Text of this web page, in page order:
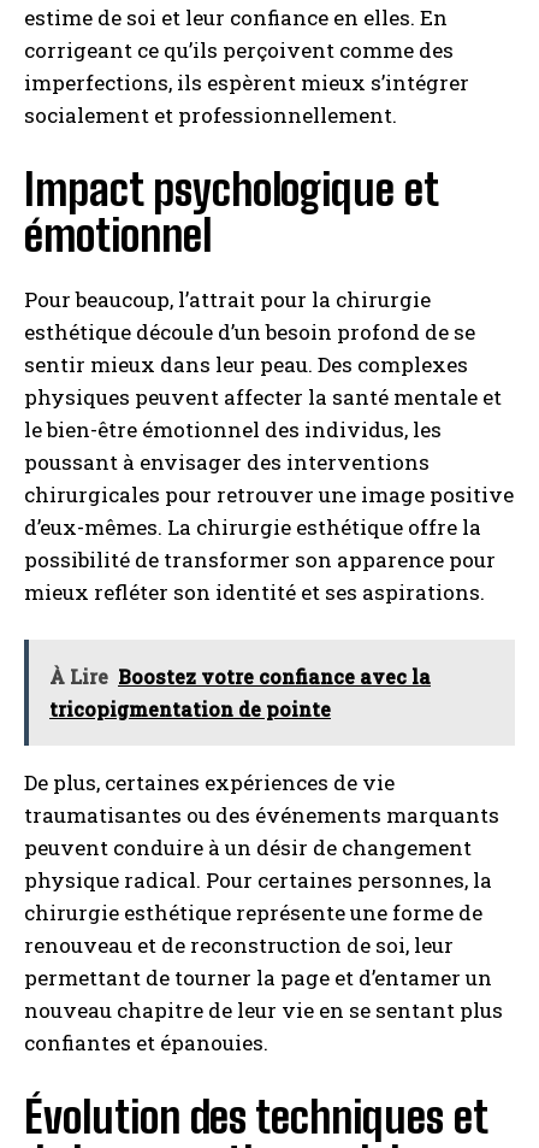
estime de soi et leur confiance en elles. En
corrigeant ce qu’ils perçoivent comme des
imperfections, ils espèrent mieux s’intégrer
socialement et professionnellement.
Impact psychologique et
émotionnel
Pour beaucoup, l’attrait pour la chirurgie
esthétique découle d’un besoin profond de se
sentir mieux dans leur peau. Des complexes
physiques peuvent affecter la santé mentale et
le bien-être émotionnel des individus, les
poussant à envisager des interventions
chirurgicales pour retrouver une image positive
d’eux-mêmes. La chirurgie esthétique offre la
possibilité de transformer son apparence pour
mieux refléter son identité et ses aspirations.
À Lire Boostez votre confiance avec la
tricopigmentation de pointe
De plus, certaines expériences de vie
traumatisantes ou des événements marquants
peuvent conduire à un désir de changement
physique radical. Pour certaines personnes, la
chirurgie esthétique représente une forme de
renouveau et de reconstruction de soi, leur
permettant de tourner la page et d’entamer un
nouveau chapitre de leur vie en se sentant plus
confiantes et épanouies.
Évolution des techniques et